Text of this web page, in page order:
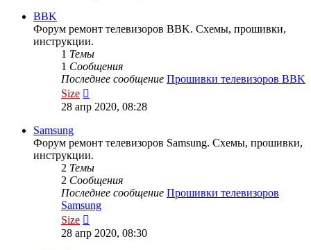
BBK
Форум ремонт телевизоров BBK. Схемы, прошивки,
инструкции.
1 Темы
1 Сообщения
Последнее сообщение Прошивки телевизоров BBK
Size
к
последнему
28 апр 2020, 08:28
Samsung
Форум ремонт телевизоров Samsung. Схемы, прошивки,
инструкции.
2 Темы
2 Сообщения
Последнее сообщение Прошивки телевизоров
Samsung
Size
к
последнему
28 апр 2020, 08:30